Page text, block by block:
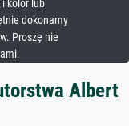
kolor lub
dokonamy
Proszę nie
Albert